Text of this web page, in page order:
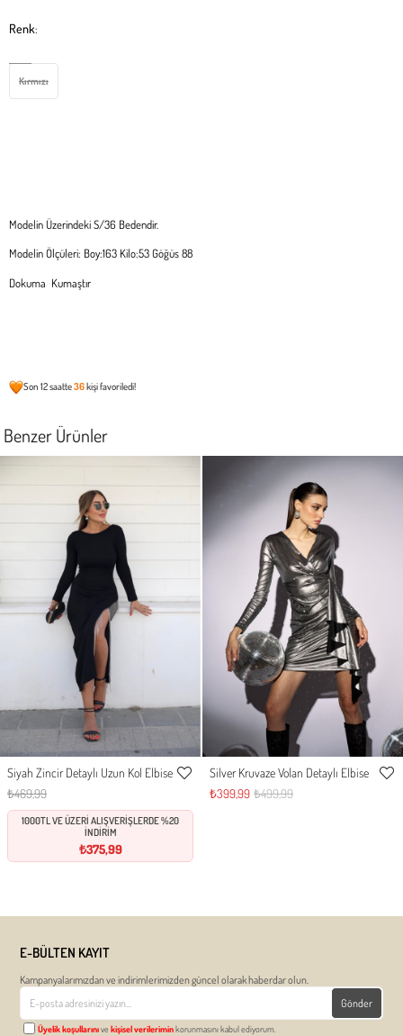
Renk:
Kırmızı
Modelin Üzerindeki S/36 Bedendir.
Modelin Ölçüleri: Boy:163 Kilo:53 Göğüs 88
Dokuma Kumaştır
Son 12 saatte36kişi favoriledi!
Benzer Ürünler
M
Siyah Zincir Detaylı Uzun Kol Elbise
Favorilere
Ekle
₺469,99
1000TL VE ÜZERİ ALIŞVERİŞLERDE %20
İNDİRİM
₺375,99
Silver Kruvaze Volan Detaylı Elbise
₺399,99 ₺499,99
E-BÜLTEN KAYIT
Kampanyalarımızdan ve indirimlerimizden güncel olarak haberdar olun.
Gönder
Üyelik koşullarınıvekişisel verileriminkorunmasını kabul ediyorum.